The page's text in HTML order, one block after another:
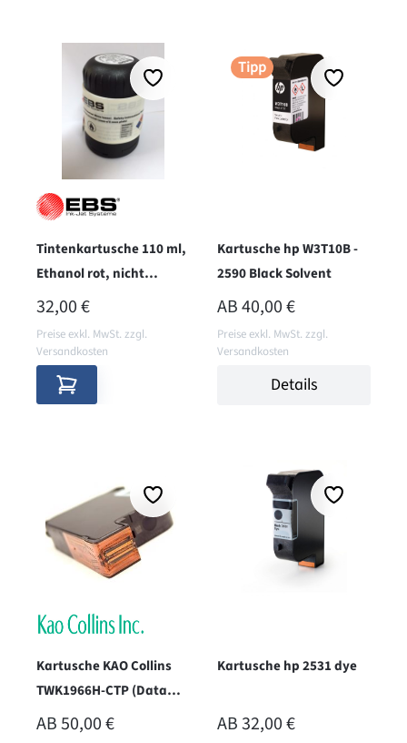
Tintenkartusche 110 ml,
Ethanol rot, nicht
pigmentiert
REGULÄRER PREIS:
32,00 €
Preise exkl. MwSt. zzgl.
Versandkosten
Tipp
Kartusche hp W3T10B -
2590 Black Solvent
AB40,00 €
Preise exkl. MwSt. zzgl.
Versandkosten
Details
Kartusche KAO Collins
TWK1966H-CTP (Data
Black)
REGULÄRER PREIS:
AB50,00 €
Kartusche hp 2531 dye
REGULÄRER PREIS:
AB32,00 €